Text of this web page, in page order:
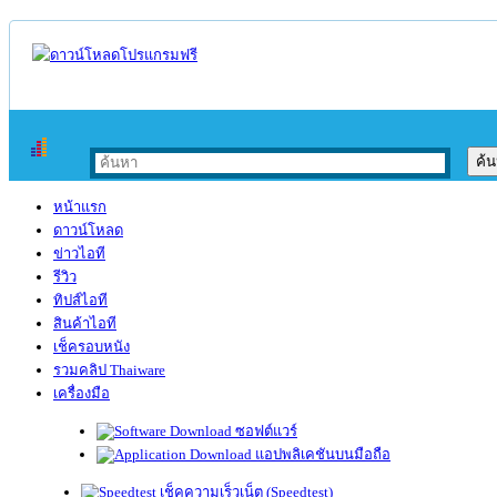
หน้าแรก
ดาวน์โหลด
ข่าวไอที
รีวิว
ทิปส์ไอที
สินค้าไอที
เช็ครอบหนัง
รวมคลิป Thaiware
เครื่องมือ
ซอฟต์แวร์
แอปพลิเคชันบนมือถือ
เช็คความเร็วเน็ต (Speedtest)